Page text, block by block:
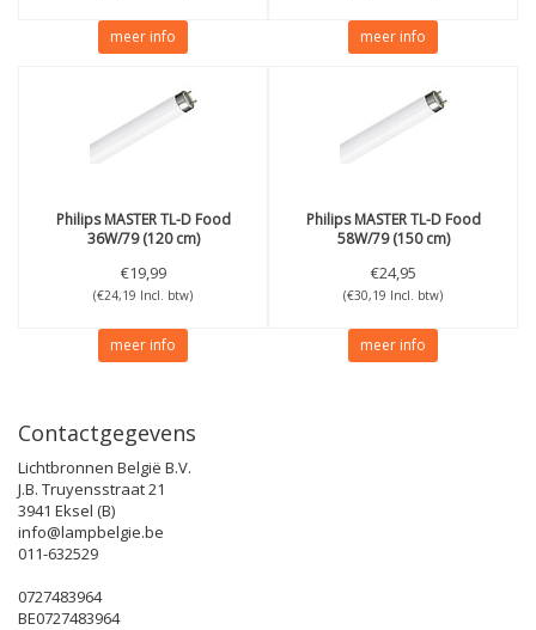
meer info meer info
PhilipsMASTER TL-D Food
36W/79 (120 cm)
€19,99
(€24,19 Incl. btw)
meer info
PhilipsMASTER TL-D Food
58W/79 (150 cm)
€24,95
(€30,19 Incl. btw)
meer info
Contactgegevens
Lichtbronnen België B.V.
J.B. Truyensstraat 21
3941 Eksel (B)
info@lampbelgie.be
011-632529
0727483964
BE0727483964